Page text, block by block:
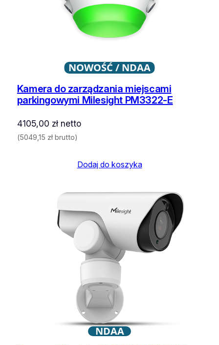
NOWOŚĆ / NDAA
Kamera do zarządzania miejscami
parkingowymi Milesight PM3322-E
4105,00 złnetto
(5049,15 złbrutto)
Dodaj do koszyka
NDAA